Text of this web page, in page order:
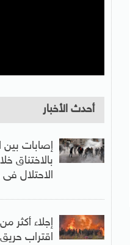
أحدث الأخبار
إصابات بين
بالاختناق
الاحتلال
اقتراب